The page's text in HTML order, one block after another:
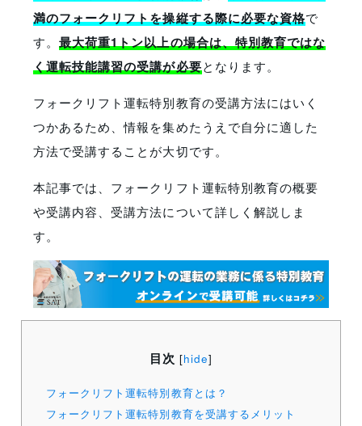
満のフォークリフトを操縦する際に必要な資格で
す。最大荷重1トン以上の場合は、特別教育ではな
く運転技能講習の受講が必要となります。
フォークリフト運転特別教育の受講方法にはいく
つかあるため、情報を集めたうえで自分に適した
方法で受講することが大切です。
本記事では、フォークリフト運転特別教育の概要
や受講内容、受講方法について詳しく解説しま
す。
目次 [hide]
フォークリフト運転特別教育とは？
フォークリフト運転特別教育を受講するメリット